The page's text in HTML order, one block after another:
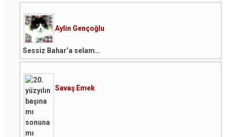
Aylin Gençoğlu
Sessiz Bahar’a selam…
Savaş Emek